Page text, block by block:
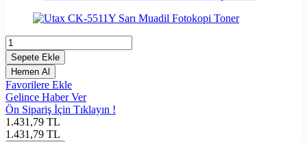
Sepete Ekle
Hemen Al
Favorilere Ekle
Gelince Haber Ver
Ön Sipariş İçin Tıklayın !
1.431,79 TL
1.431,79 TL